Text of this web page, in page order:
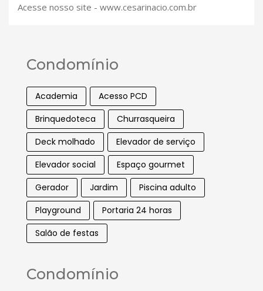
Acesse nosso site - www.cesarinacio.com.br
Condomínio
Academia
Acesso PCD
Brinquedoteca
Churrasqueira
Deck molhado
Elevador de serviço
Elevador social
Espaço gourmet
Gerador
Jardim
Piscina adulto
Playground
Portaria 24 horas
Salão de festas
Condomínio